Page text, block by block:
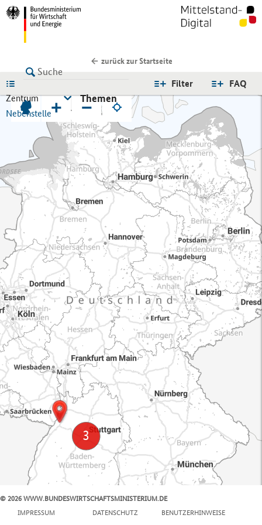
zurück zur Startseite
FAQ
Filter
Zentrum
Nebenstelle
Themen
+ −
© 2026 WWW.BUNDESWIRTSCHAFTSMINISTERIUM.DE
IMPRESSUM
DATENSCHUTZ BENUTZERHINWEISE